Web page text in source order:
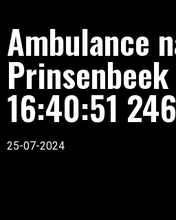
Ambulance
16:40:51
25-07-2024